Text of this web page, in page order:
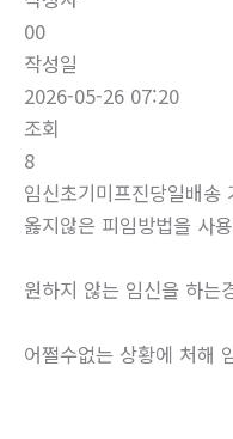
00
작성일
2026-05-26 07:20
조회
8
임신초기미프진당일배송
옳지않은 피임방법을 사
원하지 않는 임신을 하는
어쩔수없는 상황에 처해